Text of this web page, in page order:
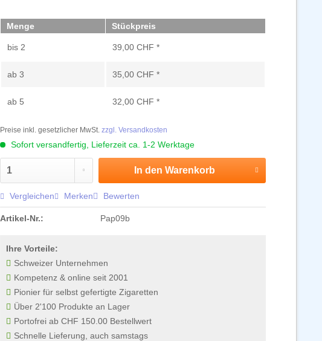
Menge Stückpreis
bis 2 39,00 CHF *
ab 3 35,00 CHF *
ab 5 32,00 CHF *
Preise inkl. gesetzlicher MwSt. zzgl. Versandkosten
Sofort versandfertig, Lieferzeit ca. 1-2 Werktage
In den Warenkorb
Vergleichen Merken Bewerten
Artikel-Nr.: Pap09b
Ihre Vorteile:
Schweizer Unternehmen
Kompetenz & online seit 2001
Pionier für selbst gefertigte Zigaretten
Über 2'100 Produkte an Lager
Portofrei ab CHF 150.00 Bestellwert
Schnelle Lieferung, auch samstags